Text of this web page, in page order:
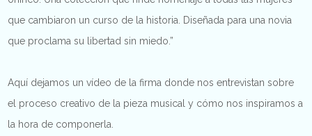
que cambiaron un curso de la historia. Diseñada para una novia
que proclama su libertad sin miedo.”
Aquí dejamos un vídeo de la firma donde nos entrevistan sobre
el proceso creativo de la pieza musical y cómo nos inspiramos a
la hora de componerla.